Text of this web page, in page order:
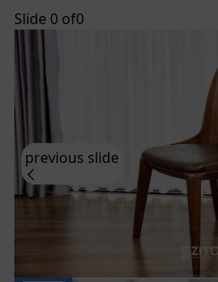
Slide 0 of0
previous slide